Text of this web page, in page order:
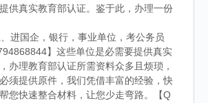
供真实教育部认证。鉴于此，办理一份
进国企，银行，事业单位，考公务员
】这些单位是必需要提供真实
办理教育部认证所需资料众多且烦琐，
须提供原件，我们凭借丰富的经验，快
您快速整合材料，让您少走弯路。【Q